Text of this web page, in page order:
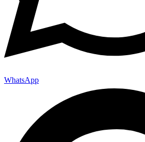
WhatsApp